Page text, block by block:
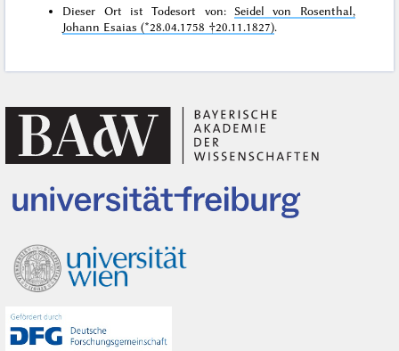
Dieser Ort ist Todesort von: Seidel von Rosenthal,
Johann Esaias (*28.04.1758 †20.11.1827).